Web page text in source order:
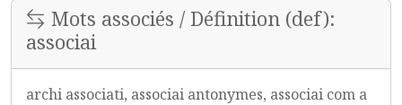
Mots associés / Définition (def):
associai
archi associati, associai antonymes, associai com a